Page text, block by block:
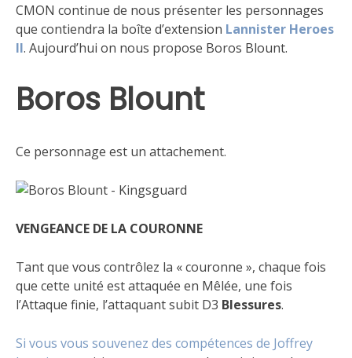
CMON continue de nous présenter les personnages
que contiendra la boîte d’extension Lannister Heroes
II. Aujourd’hui on nous propose Boros Blount.
Boros Blount
Ce personnage est un attachement.
VENGEANCE DE LA COURONNE
Tant que vous contrôlez la « couronne », chaque fois
que cette unité est attaquée en Mêlée, une fois
l’Attaque finie, l’attaquant subit D3 Blessures.
Si vous vous souvenez des compétences de Joffrey